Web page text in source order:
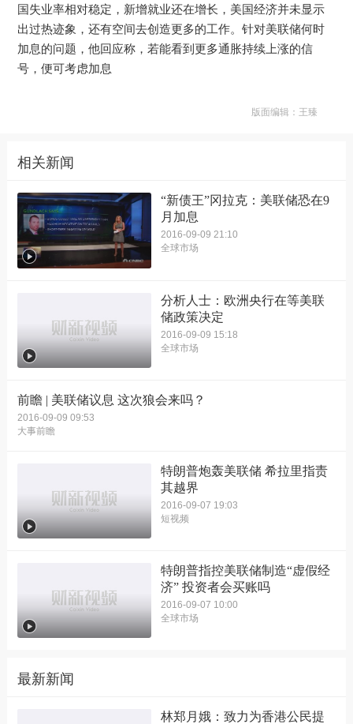
国失业率相对稳定，新增就业还在增长，美国经济并未显示
出过热迹象，还有空间去创造更多的工作。针对美联储何时
加息的问题，他回应称，若能看到更多通胀持续上涨的信
号，便可考虑加息
版面编辑：王臻
相关新闻
“新债王”冈拉克：美联储恐在9
月加息
2016-09-09 21:10
全球市场
分析人士：欧洲央行在等美联
储政策决定
2016-09-09 15:18
全球市场
前瞻 | 美联储议息 这次狼会来吗？
2016-09-09 09:53
大事前瞻
特朗普炮轰美联储 希拉里指责
其越界
2016-09-07 19:03
短视频
特朗普指控美联储制造“虚假经
济” 投资者会买账吗
2016-09-07 10:00
全球市场
最新新闻
林郑月娥：致力为香港公民提